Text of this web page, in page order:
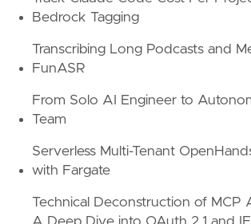
Bedrock Tagging
Transcribing Long Podcasts and
FunASR
From Solo AI Engineer to
Team
Serverless Multi-Tenant
with Fargate
Technical Deconstruction of MCP